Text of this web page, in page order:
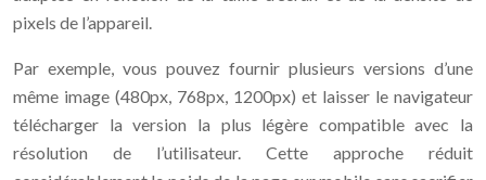
pixels de l’appareil.
Par exemple, vous pouvez fournir plusieurs versions d’une
même image (480px, 768px, 1200px) et laisser le navigateur
télécharger la version la plus légère compatible avec la
résolution de l’utilisateur. Cette approche réduit